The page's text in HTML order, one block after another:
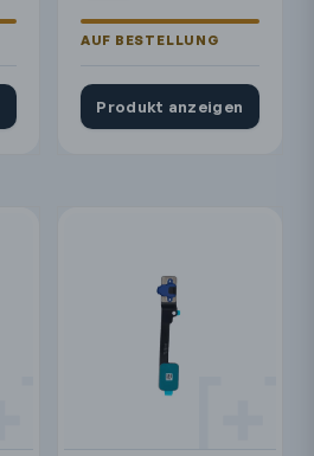
Produkt anzeigen